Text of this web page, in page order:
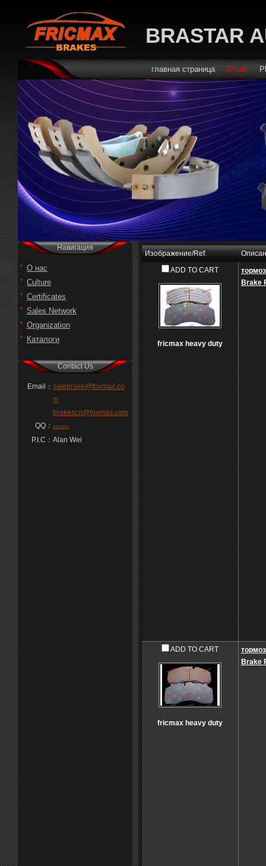
BRASTAR
главная страница О нас
Technique
Изображение/Ref.
ADD TO CART
fricmax heavy duty
Brake
ADD TO CART
fricmax heavy duty
Brake
Навигация
О нас
Culture
Certificates
Sales Network
Organization
Каталоги
Contact Us
Email： salebrake@foxmail.co
m
brakescn@foxmail.com
QQ：
838145992
P.I.C： Alan Wei